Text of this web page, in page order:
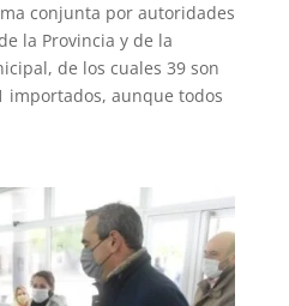
conjunta por autoridades
la Provincia y de la
de los cuales 39 son
importados, aunque todos